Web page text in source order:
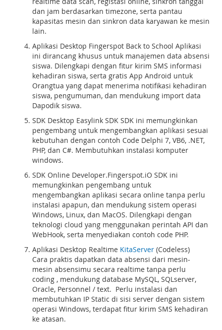
dan jam berdasarkan timezone, serta pantau
kapasitas mesin dan sinkron data karyawan ke mesin
lain.
Aplikasi Desktop Fingerspot Back to School Aplikasi
ini dirancang khusus untuk manajemen data absensi
siswa. Dilengkapi dengan fitur kirim SMS informasi
kehadiran siswa, serta gratis App Android untuk
Orangtua yang dapat menerima notifikasi kehadiran
siswa, pengumuman, dan mendukung import data
Dapodik siswa.
SDK Desktop Easylink SDK SDK ini memungkinkan
pengembang untuk mengembangkan aplikasi sesuai
kebutuhan dengan contoh Code Delphi 7, VB6, .NET,
PHP, dan C#. Membutuhkan instalasi komputer
windows.
SDK Online Developer.Fingerspot.iO SDK ini
memungkinkan pengembang untuk
mengembangkan aplikasi secara online tanpa perlu
instalasi apapun, dan mendukung sistem operasi
Windows, Linux, dan MacOS. Dilengkapi dengan
teknologi cloud yang menggunakan perintah API dan
WebHook, serta menyediakan contoh code PHP.
Aplikasi Desktop Realtime KitaServer (Codeless)
Cara praktis dapatkan data absensi dari mesin-
mesin absensimu secara realtime tanpa perlu
coding , mendukung database MySQL, SQLserver,
Oracle, Personnel / text. Perlu instalasi dan
membutuhkan IP Static di sisi server dengan sistem
operasi Windows, terdapat fitur kirim SMS kehadiran
ke atasan.